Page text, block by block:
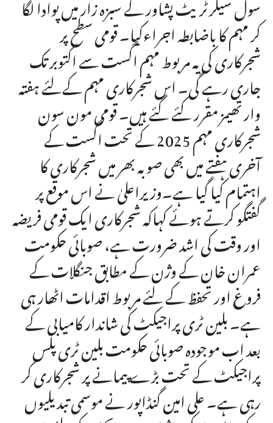
کر مہم کا باضابطہ اجراءکیا۔ قومی سطح پر
شجرکاری کی یہ مربوط مہم اگست سے اکتوبر تک
جاری رہے گی۔ اس شجرکاری مہم کےلئے ہفتہ
وار تھیمز مقرر کئے گئے ہیں۔ قومی مون سون
شجرکاری مہم 2025 کے تحت اگست کے
آخری ہفتے میں بھی صوبہ بھر میں شجرکاری کا
اہتمام کیا گیا ہے۔وزیراعلیٰ نے اس موقع پر
گفتگو کرتے ہوئے کہاکہ شجرکاری ایک قومی فریضہ
اور وقت کی اشد ضرورت ہے، صوبائی حکومت
عمران خان کے وژن کے مطابق جنگلات کے
فروغ اور تحفظ کے لئے مربوط اقدامات اٹھار ہی
ہے۔ بلین ٹری پراجیکٹ کی شاندار کامیابی کے
بعد اب موجودہ صوبائی حکومت بلین ٹری پلس
پراجیکٹ کے تحت بڑے پیمانے پر شجرکاری کر
رہی ہے۔ علی امین گنڈاپور نے موسمی تبدیلیوں